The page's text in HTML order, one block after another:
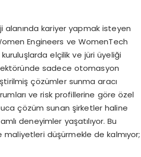
alanında kariyer yapmak isteyen
Engineers ve WomenTech
kuruluşlarda elçilik ve jüri üyeliği
sadece otomasyon
çözümler sunma aracı
ve risk profillerine göre özel
çözüm sunan şirketler haline
deneyimler yaşatılıyor. Bu
maliyetleri düşürmekle de kalmıyor;